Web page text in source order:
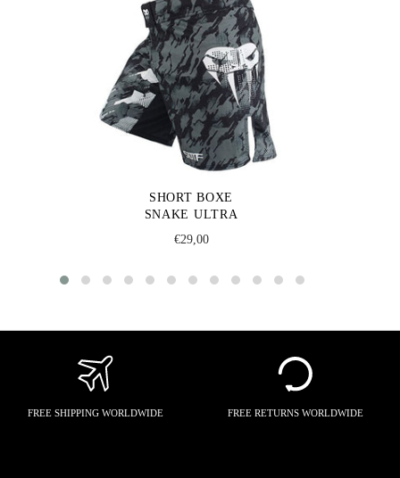
SHORT BOXE
SNAKE ULTRA
Regular
€29,00
FREE SHIPPING WORLDWIDE FREE RETURNS WORLDWIDE